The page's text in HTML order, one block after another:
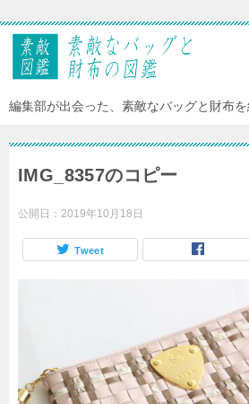
編集部が出会った、素敵なバッグと財布
IMG_8357のコピー
公開日： 2019年10月18日
Tweet